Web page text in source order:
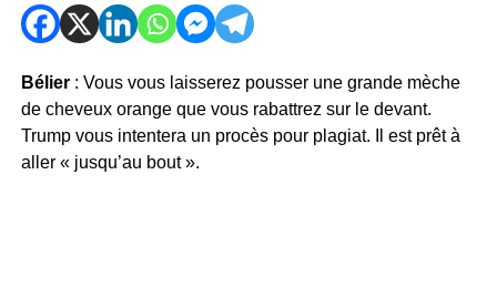
Bélier : Vous vous laisserez pousser une grande mèche
de cheveux orange que vous rabattrez sur le devant.
Trump vous intentera un procès pour plagiat. Il est prêt à
aller « jusqu’au bout ».